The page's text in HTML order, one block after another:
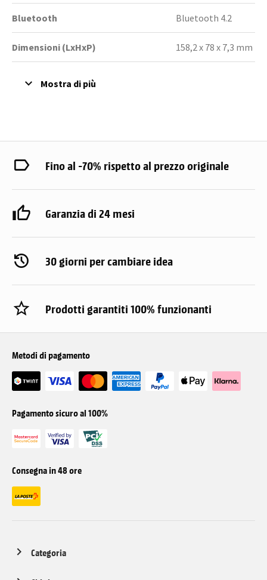
Bluetooth Bluetooth 4.2
Dimensioni (LxHxP) 158,2 x 78 x 7,3 mm
Fino al -70% rispetto al prezzo originale
Garanzia di 24 mesi
30 giorni per cambiare idea
Prodotti garantiti 100% funzionanti
Metodi di pagamento
Pagamento sicuro al 100%
Consegna in 48 ore
Categoria